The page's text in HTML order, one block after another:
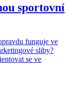
sportovní
funguje ve
sliby?
se ve